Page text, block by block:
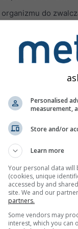
do
określany
mniejszych niż
stężeń
w dolnej
oddychanie
ból przy głębokim
lub drapanie w
Personalised
measurement,
Store and/or
Learn more
Your personal data
(cookies, unique
accessed by and
site. We and our
partners.
Some vendors may
interest, which you